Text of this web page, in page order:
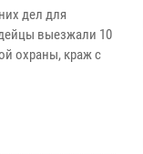
дел для
выезжали 10
охраны, краж c